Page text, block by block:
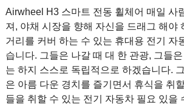
Airwheel H3 스마트 전동 휠체어 매일 사
져, 야채 시장을 향해 자신을 드래그 해야
거리를 커버 하는 수 있는 휴대용 전기 자
습니다. 그들은 나갈 때 대 한 관광, 그들
는 하지 스스로 독립적으로 하겠습니다.
은 아름 다운 경치를 즐기면서 휴식을 취
들을 취할 수 있는 전기 자동차 필요 있을